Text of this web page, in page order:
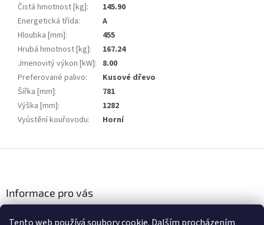
Čistá hmotnost [kg]:
145.90
Energetická třída:
A
Hloubka [mm]:
455
Hrubá hmotnost [kg]:
167.24
Jmenovitý výkon [kW]: 8.00
Preferované palivo:
Kusové dřevo
Šířka [mm]:
781
Výška [mm]:
1282
Vyústění kouřovodu: Horní
t
Informace pro vás